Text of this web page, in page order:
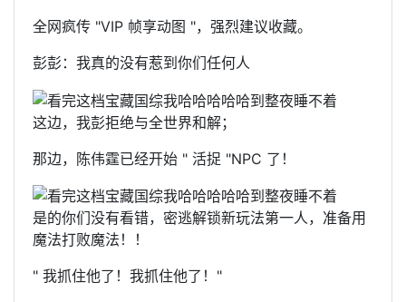
全网疯传 "VIP 帧享动图 "，强烈建议收藏。
彭彭：我真的没有惹到你们任何人
这边，我彭拒绝与全世界和解；
那边，陈伟霆已经开始 " 活捉 "NPC 了！
是的你们没有看错，密逃解锁新玩法第一人，准备用
魔法打败魔法！！
" 我抓住他了！我抓住他了！"